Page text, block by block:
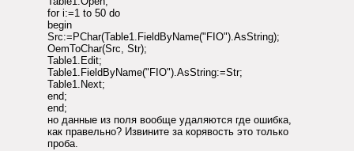
for i:=1 to 50 do
begin
Src:=PChar(Table1.FieldByName("FIO").AsString);
OemToChar(Src, Str);
Table1.Edit;
Table1.FieldByName("FIO").AsString:=Str;
Table1.Next;
end;
end;
но данные из поля вообще удаляются где ошибка,
как правельно? Извините за корявость это только
проба.